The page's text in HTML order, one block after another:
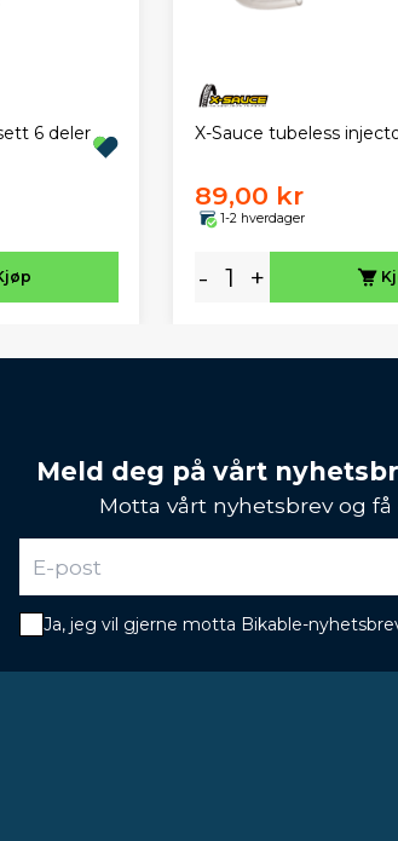
6 deler
X-Sauce tubeless
89,00 kr
1-2 hverdager
- +
Meld deg på vårt
Motta vårt nyhetsbrev og
Ja, jeg vil gjerne motta Bikable-